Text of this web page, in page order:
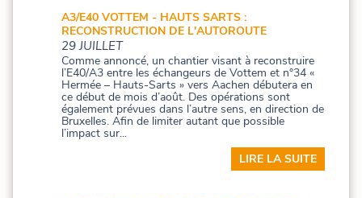
A3/E40 VOTTEM - HAUTS SARTS :
RECONSTRUCTION DE L'AUTOROUTE
29 JUILLET
Comme annoncé, un chantier visant à reconstruire
l’E40/A3 entre les échangeurs de Vottem et n°34 «
Hermée – Hauts-Sarts » vers Aachen débutera en
ce début de mois d’août. Des opérations sont
également prévues dans l’autre sens, en direction de
Bruxelles. Afin de limiter autant que possible
l’impact sur...
LIRE LA SUITE